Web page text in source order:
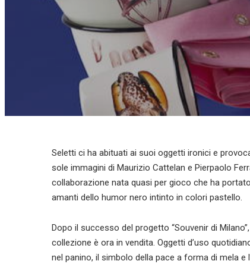
Seletti ci ha abituati ai suoi oggetti ironici e
sole immagini di Maurizio Cattelan e Pierpaolo
collaborazione nata quasi per gioco che ha
amanti dello humor nero intinto in colori pastello.
Dopo il successo del progetto “Souvenir di
collezione è ora in vendita. Oggetti d’uso
nel panino, il simbolo della pace a forma di mela